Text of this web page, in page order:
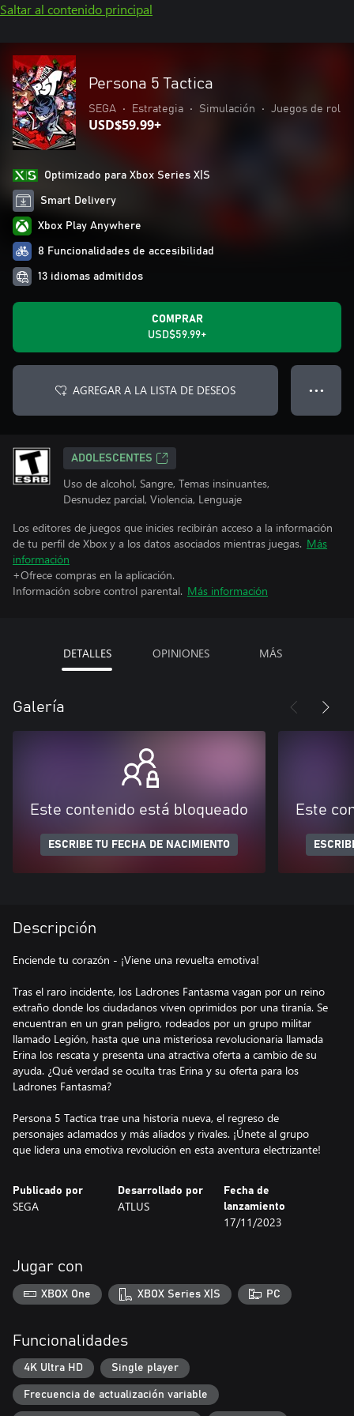
Saltar al contenido principal
Persona 5 Tactica
SEGA • Estrategia • Simulación • Juegos de rol
USD$59.99+
Optimizado para Xbox Series X|S
Smart Delivery
Xbox Play Anywhere
8 Funcionalidades de accesibilidad
13 idiomas admitidos
COMPRAR
USD$59.99+
AGREGAR A LA LISTA DE DESEOS ● ● ●
ADOLESCENTES
Uso de alcohol, Sangre, Temas insinuantes,
Desnudez parcial, Violencia, Lenguaje
Los editores de juegos que inicies recibirán acceso a la información
de tu perfil de Xbox y a los datos asociados mientras juegas. Más
información
+Ofrece compras en la aplicación.
Información sobre control parental. Más información
DETALLES OPINIONES MÁS
Galería
Este contenido está bloqueado
ESCRIBE TU FECHA DE NACIMIENTO
Este
Descripción
Enciende tu corazón - ¡Viene una revuelta emotiva!
Tras el raro incidente, los Ladrones Fantasma vagan por un reino
extraño donde los ciudadanos viven oprimidos por una tiranía. Se
encuentran en un gran peligro, rodeados por un grupo militar
llamado Legión, hasta que una misteriosa revolucionaria llamada
Erina los rescata y presenta una atractiva oferta a cambio de su
ayuda. ¿Qué verdad se oculta tras Erina y su oferta para los
Ladrones Fantasma?
Persona 5 Tactica trae una historia nueva, el regreso de
personajes aclamados y más aliados y rivales. ¡Únete al grupo
que lidera una emotiva revolución en esta aventura electrizante!
Publicado por
SEGA
Desarrollado por
ATLUS
Fecha de
lanzamiento
17/11/2023
Jugar con
XBOX One XBOX Series X|S PC
Funcionalidades
4K Ultra HD Single player
Frecuencia de actualización variable